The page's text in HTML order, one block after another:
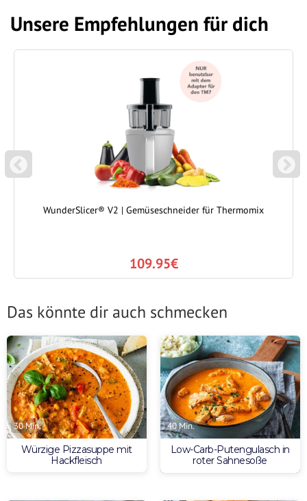
Unsere Empfehlungen für dich
P
REVIOUS
WunderSlicer® V2 | Gemüseschneider für Thermomix
109.95€
N
EXT
Das könnte dir auch schmecken
30 Min.
Würzige Pizzasuppe mit
Hackfleisch
40 Min.
Low-Carb-Putengulasch in
roter Sahnesoße